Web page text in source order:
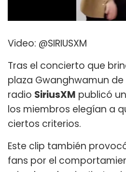
Video: @SIRIUSXM
Tras el concierto que
plaza Gwanghwamun de
radio SiriusXM publicó
los miembros elegían a
ciertos criterios.
Este clip también
fans por el